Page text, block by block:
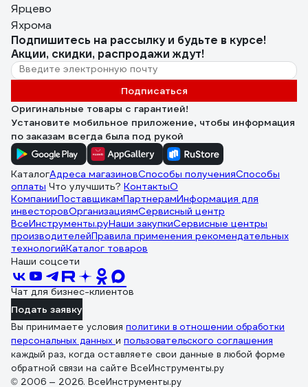
Ярцево
Яхрома
Подпишитесь на рассылкуи будьте в курсе!
Акции, скидки, распродажи ждут!
Подписаться
Оригинальные товары с гарантией!
Установите мобильное приложение, чтобы информация
по заказам всегда была под рукой
КаталогАдреса магазиновСпособы полученияСпособы
оплаты Что улучшить? КонтактыО
КомпанииПоставщикамПартнерамИнформация для
инвесторовОрганизациямСервисный центр
ВсеИнструменты.руНаши закупкиСервисные центры
производителейПравила применения рекомендательных
технологийКаталог товаров
Наши соцсети
Чат для бизнес-клиентов
Подать заявку
Вы принимаете условия политики в отношении обработки
персональных данных и пользовательского соглашения
каждый раз, когда оставляете свои данные в любой форме
обратной связи на сайте ВсеИнструменты.ру
© 2006 — 2026. ВсеИнструменты.ру